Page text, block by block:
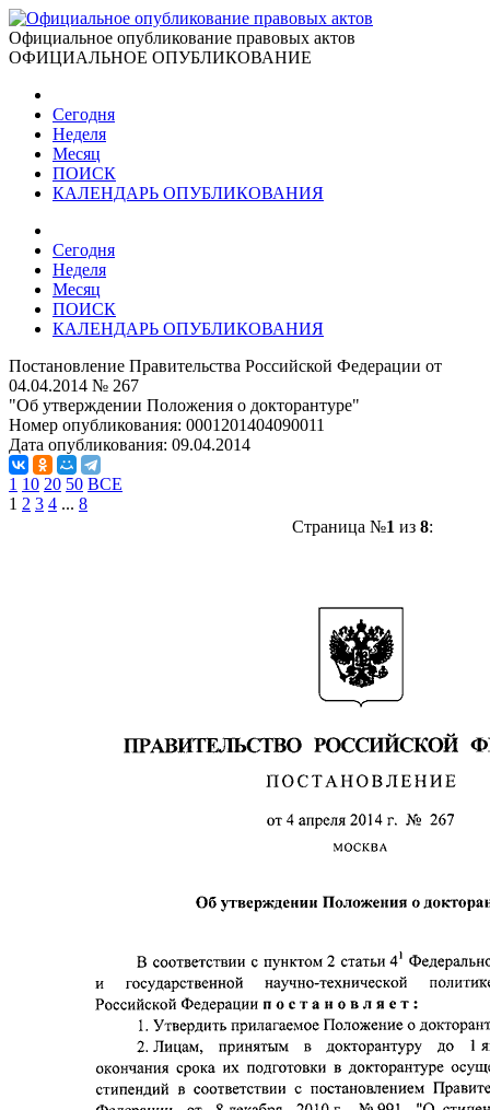
Официальное опубликование правовых актов
ОФИЦИАЛЬНОЕ ОПУБЛИКОВАНИЕ
Сегодня
Неделя
Месяц
ПОИСК
КАЛЕНДАРЬ ОПУБЛИКОВАНИЯ
Сегодня
Неделя
Месяц
ПОИСК
КАЛЕНДАРЬ ОПУБЛИКОВАНИЯ
Постановление Правительства Российской Федерации от
04.04.2014 № 267
"Об утверждении Положения о докторантуре"
Номер опубликования: 0001201404090011
Дата опубликования: 09.04.2014
1 10 20 50 ВСЕ
1 2 3 4 ... 8
Страница №1 из 8: